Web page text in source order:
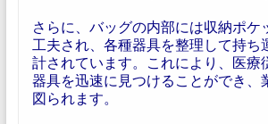
さらに、バッグの内部には収納ポケ
工夫され、各種器具を整理して持ち
計されています。これにより、医療
器具を迅速に見つけることができ、
図られます。